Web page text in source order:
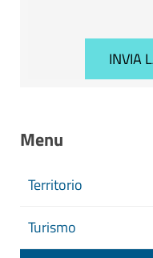
Menu
Territorio
Turismo